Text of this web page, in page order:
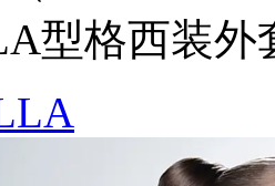
型格西装外